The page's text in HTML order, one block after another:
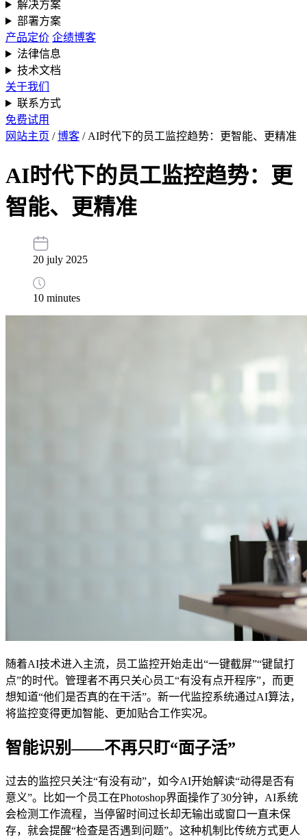
解决方案
部署方案
产品定价 企绩博客
法律信息
技术文档
关于我们
联系方式
免费试用
网站主页 /博客 / AI时代下的员工监控趋势：更智能、更精准
AI时代下的员工监控趋势：更
智能、更精准
20 july 2025
10 minutes
随着AI技术进入主流，员工监控开始走出“一键截屏”“键鼠打
点”的时代。管理者不再只关心员工“有没有点开程序”，而更
想知道“他们是否真的在干活”。新一代监控系统通过AI算法，
将监控变得更加智能、更加贴合工作实况。
智能识别——不再只盯“面子活”
过去的监控只关注“有没有动”，如今AI开始解读“动得是否有
意义”。比如一个员工在Photoshop界面操作了30分钟，AI系统
会检测工作流程，当停留时间过长却无输出或窗口一直未保
存，就会提醒“检查是否遇到问题”。这种机制比传统方式更人